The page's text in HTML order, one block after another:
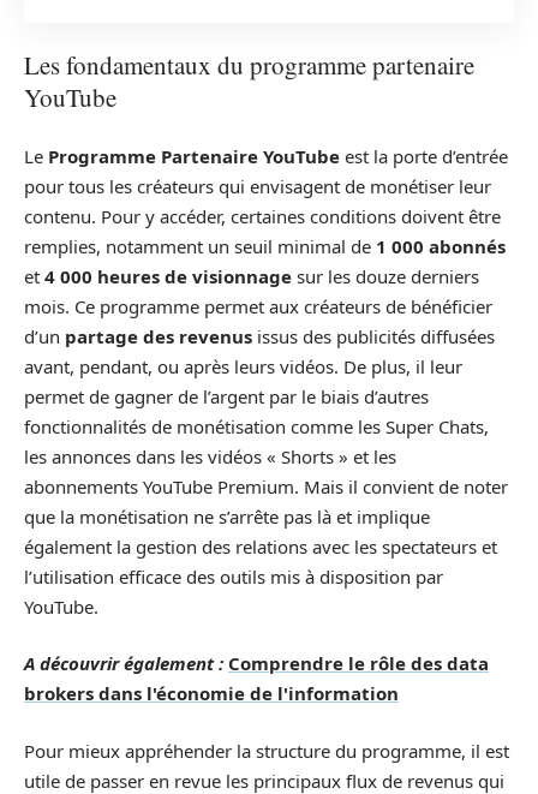
Les fondamentaux du programme partenaire
YouTube
Le Programme Partenaire YouTube est la porte d’entrée
pour tous les créateurs qui envisagent de monétiser leur
contenu. Pour y accéder, certaines conditions doivent être
remplies, notamment un seuil minimal de 1 000 abonnés
et 4 000 heures de visionnage sur les douze derniers
mois. Ce programme permet aux créateurs de bénéficier
d’un partage des revenus issus des publicités diffusées
avant, pendant, ou après leurs vidéos. De plus, il leur
permet de gagner de l’argent par le biais d’autres
fonctionnalités de monétisation comme les Super Chats,
les annonces dans les vidéos « Shorts » et les
abonnements YouTube Premium. Mais il convient de noter
que la monétisation ne s’arrête pas là et implique
également la gestion des relations avec les spectateurs et
l’utilisation efficace des outils mis à disposition par
YouTube.
A découvrir également : Comprendre le rôle des data
brokers dans l'économie de l'information
Pour mieux appréhender la structure du programme, il est
utile de passer en revue les principaux flux de revenus qui